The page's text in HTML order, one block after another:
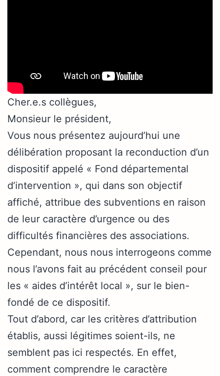
Cher.e.s collègues,
Monsieur le président,
Vous nous présentez aujourd’hui une
délibération proposant la reconduction d’un
dispositif appelé « Fond départemental
d’intervention », qui dans son objectif
affiché, attribue des subventions en raison
de leur caractère d’urgence ou des
difficultés financières des associations.
Cependant, nous nous interrogeons comme
nous l’avons fait au précédent conseil pour
les « aides d’intérêt local », sur le bien-
fondé de ce dispositif.
Tout d’abord, car les critères d’attribution
établis, aussi légitimes soient-ils, ne
semblent pas ici respectés. En effet,
comment comprendre le caractère